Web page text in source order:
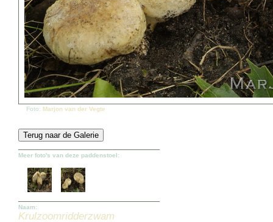
Foto: Marjon van der Vegte
Meer foto's van deze paddenstoel:
Naam:
Krulzoomridderzwam